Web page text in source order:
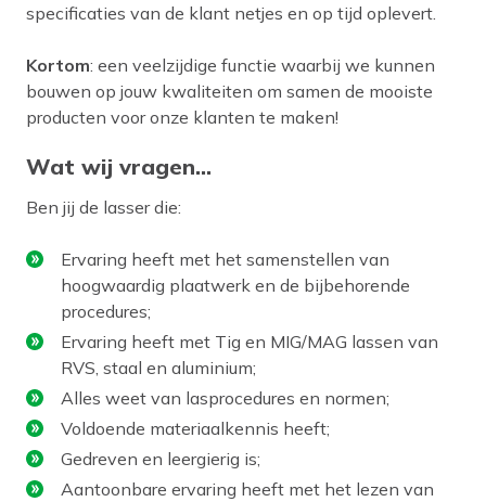
specificaties van de klant netjes en op tijd oplevert.
Kortom: een veelzijdige functie waarbij we kunnen
bouwen op jouw kwaliteiten om samen de mooiste
producten voor onze klanten te maken!
Wat wij vragen...
Ben jij de lasser die:
Ervaring heeft met het samenstellen van
hoogwaardig plaatwerk en de bijbehorende
procedures;
Ervaring heeft met Tig en MIG/MAG lassen van
RVS, staal en aluminium;
Alles weet van lasprocedures en normen;
Voldoende materiaalkennis heeft;
Gedreven en leergierig is;
Aantoonbare ervaring heeft met het lezen van